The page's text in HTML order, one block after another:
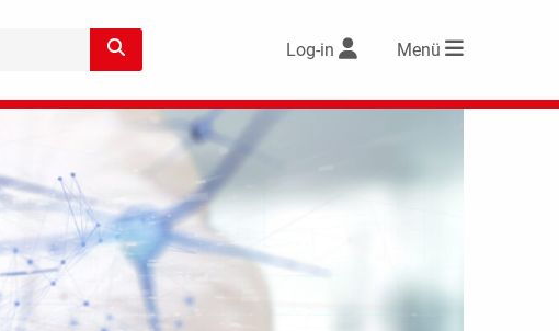
Log-in Menü